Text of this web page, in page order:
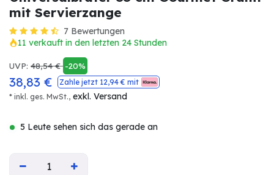
mit Servierzange
7 Bewertungen
11 verkauft in den letzten 24 Stunden
UVP: 48,54€ -20%
38,83 € Zahle jetzt 12,94€ mit
* inkl. ges. MwSt., exkl. Versand
5 Leute sehen sich das gerade an